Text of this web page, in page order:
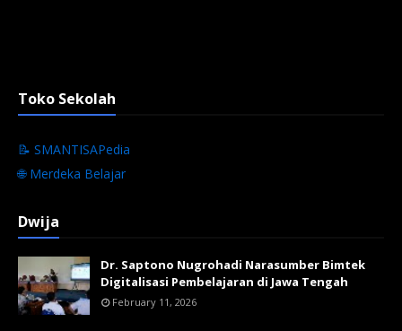
Toko Sekolah
📝 SMANTISAPedia
🌐 Merdeka Belajar
Dwija
Dr. Saptono Nugrohadi Narasumber Bimtek
Digitalisasi Pembelajaran di Jawa Tengah
February 11, 2026